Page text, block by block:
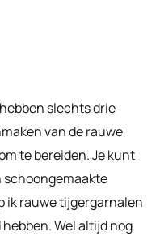
slechts drie
van de rauwe
te bereiden. Je kunt
schoongemaakte
ik rauwe tijgergarnalen
Wel altijd nog